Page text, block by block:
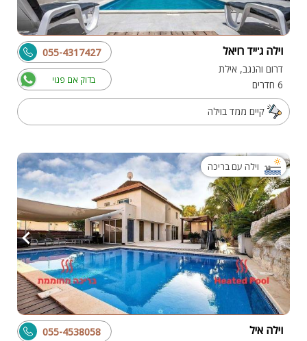
וילה ג'ייד רויאל
דרום והנגב, אילת
6 חדרים
בדוק אם פנוי
055-4317427
קיים ממד בוילה
וילה עם בריכה
וילה איל 055-4538058